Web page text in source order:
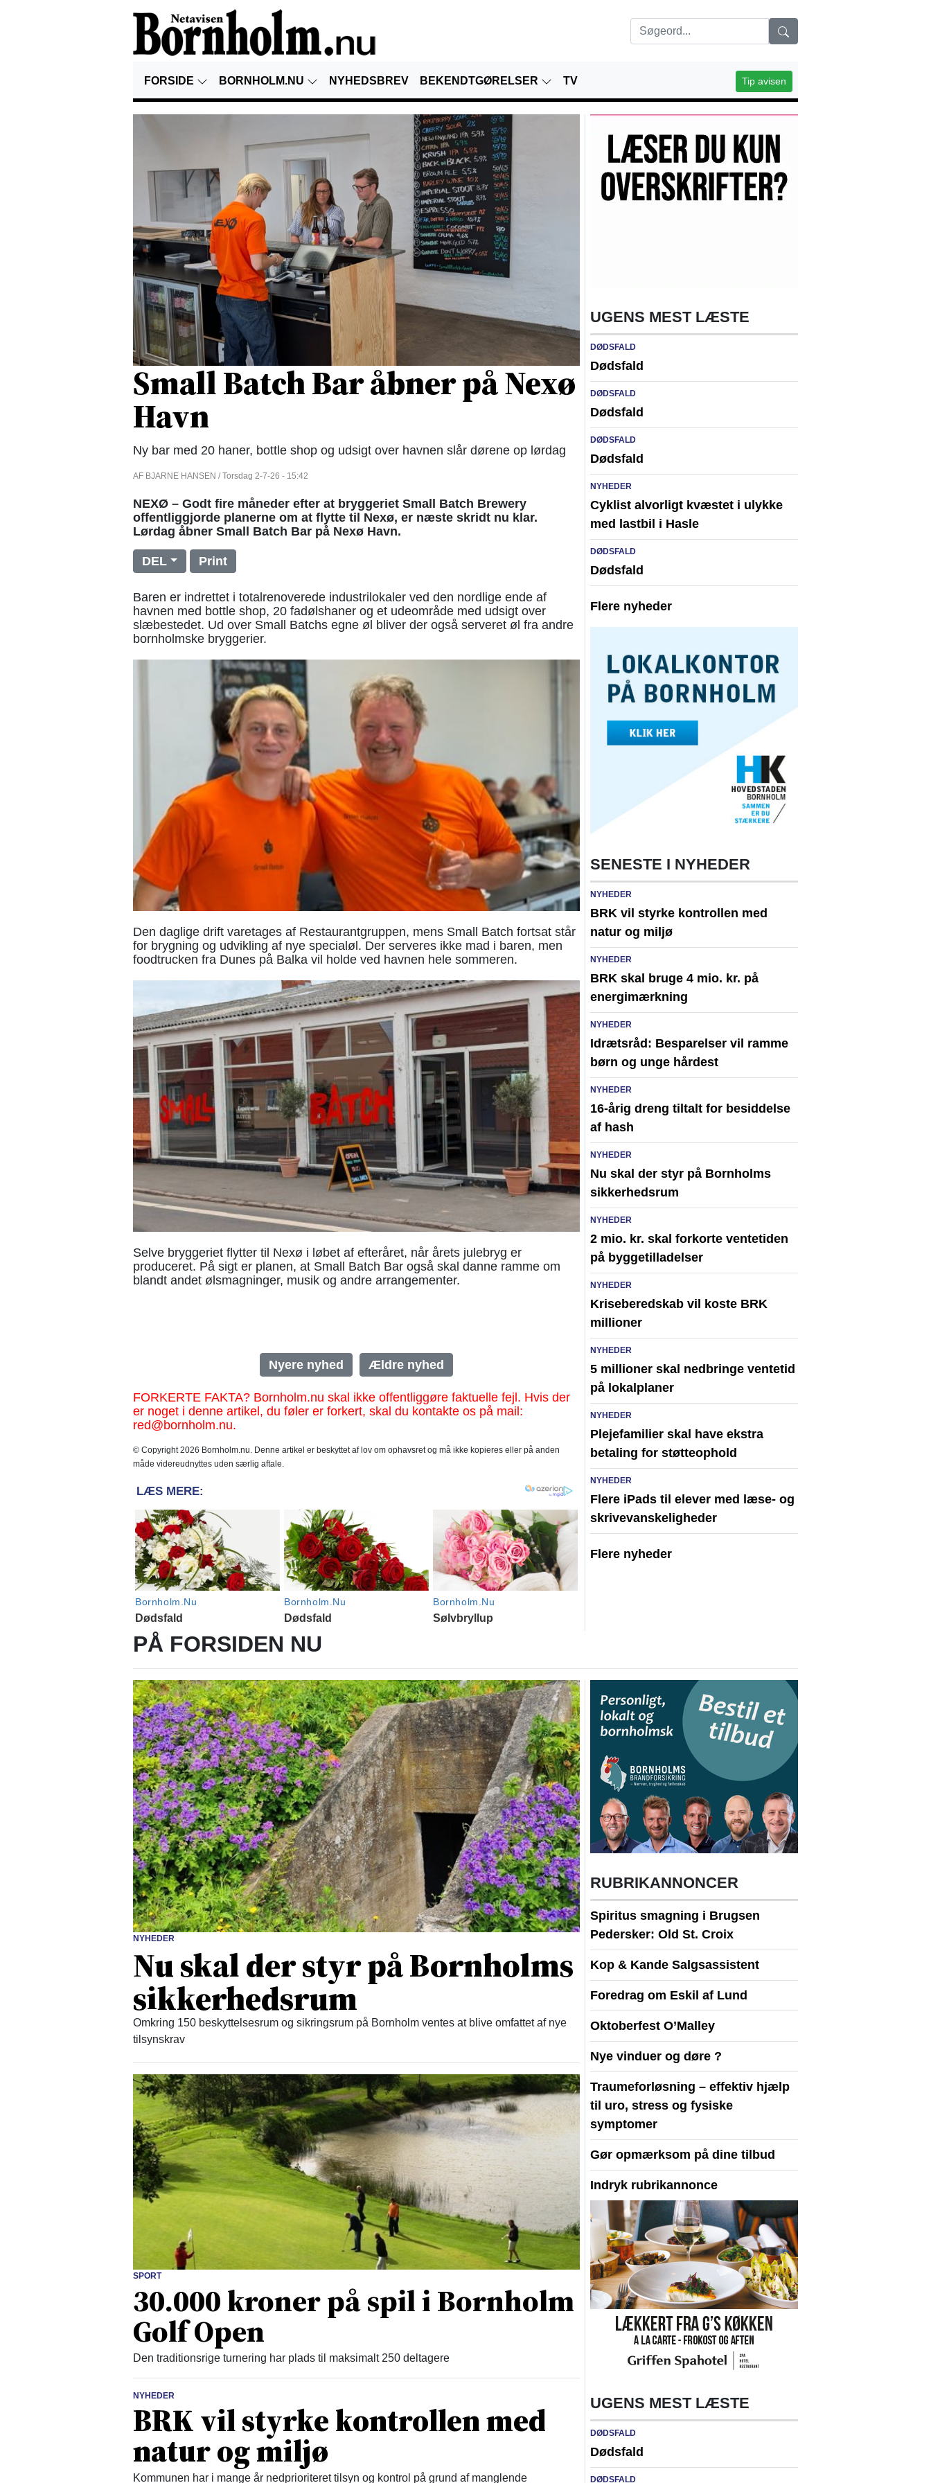
FORSIDE BORNHOLM.NU NYHEDSBREV BEKENDTGØRELSER TV Tip avisen
Small Batch Bar åbner på Nexø
Havn
Ny bar med 20 haner, bottle shop og udsigt over havnen slår dørene op lørdag
AF BJARNE HANSEN / Torsdag 2-7-26 - 15:42
NEXØ – Godt fire måneder efter at bryggeriet Small Batch Brewery
offentliggjorde planerne om at flytte til Nexø, er næste skridt nu klar.
Lørdag åbner Small Batch Bar på Nexø Havn.
DEL Print
Baren er indrettet i totalrenoverede industrilokaler ved den nordlige ende af
havnen med bottle shop, 20 fadølshaner og et udeområde med udsigt over
slæbestedet. Ud over Small Batchs egne øl bliver der også serveret øl fra andre
bornholmske bryggerier.
Den daglige drift varetages af Restaurantgruppen, mens Small Batch fortsat står
for brygning og udvikling af nye specialøl. Der serveres ikke mad i baren, men
foodtrucken fra Dunes på Balka vil holde ved havnen hele sommeren.
Selve bryggeriet flytter til Nexø i løbet af efteråret, når årets julebryg er
produceret. På sigt er planen, at Small Batch Bar også skal danne ramme om
blandt andet ølsmagninger, musik og andre arrangementer.
Nyere nyhed Ældre nyhed
FORKERTE FAKTA? Bornholm.nu skal ikke offentliggøre faktuelle fejl. Hvis der
er noget i denne artikel, du føler er forkert, skal du kontakte os på mail:
red@bornholm.nu.
© Copyright 2026 Bornholm.nu. Denne artikel er beskyttet af lov om ophavsret og må ikke kopieres eller på anden
måde videreudnyttes uden særlig aftale.
UGENS MEST LÆSTE
DØDSFALD
Dødsfald
DØDSFALD
Dødsfald
DØDSFALD
Dødsfald
NYHEDER
Cyklist alvorligt kvæstet i ulykke
med lastbil i Hasle
DØDSFALD
Dødsfald
Flere nyheder
SENESTE I NYHEDER
NYHEDER
BRK vil styrke kontrollen med
natur og miljø
NYHEDER
BRK skal bruge 4 mio. kr. på
energimærkning
NYHEDER
Idrætsråd: Besparelser vil ramme
børn og unge hårdest
NYHEDER
16-årig dreng tiltalt for besiddelse
af hash
NYHEDER
Nu skal der styr på Bornholms
sikkerhedsrum
NYHEDER
2 mio. kr. skal forkorte ventetiden
på byggetilladelser
NYHEDER
Kriseberedskab vil koste BRK
millioner
NYHEDER
5 millioner skal nedbringe ventetid
på lokalplaner
NYHEDER
Plejefamilier skal have ekstra
betaling for støtteophold
NYHEDER
Flere iPads til elever med læse- og
skrivevanskeligheder
Flere nyheder
PÅ FORSIDEN NU
NYHEDER
Nu skal der styr på Bornholms
sikkerhedsrum
Omkring 150 beskyttelsesrum og sikringsrum på Bornholm ventes at blive omfattet af nye
tilsynskrav
SPORT
30.000 kroner på spil i Bornholm
Golf Open
Den traditionsrige turnering har plads til maksimalt 250 deltagere
NYHEDER
BRK vil styrke kontrollen med
natur og miljø
Kommunen har i mange år nedprioriteret tilsyn og kontrol på grund af manglende
RUBRIKANNONCER
Spiritus smagning i Brugsen
Pedersker: Old St. Croix
Kop & Kande Salgsassistent
Foredrag om Eskil af Lund
Oktoberfest O’Malley
Nye vinduer og døre ?
Traumeforløsning – effektiv hjælp
til uro, stress og fysiske
symptomer
Gør opmærksom på dine tilbud
Indryk rubrikannonce
UGENS MEST LÆSTE
DØDSFALD
Dødsfald
DØDSFALD